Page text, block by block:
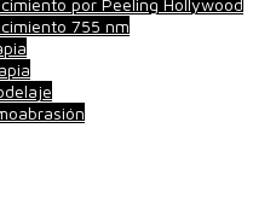
por Peeling Hollywood
755 nm